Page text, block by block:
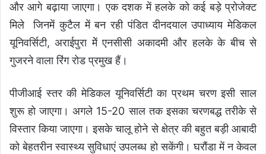
और आगे बढ़ाया जाएगा। एक दशक में हलके को कई बड़े प्रोजेक्ट
मिले जिनमें कुटैल में बन रही पंडित दीनदयाल उपाध्याय मेडिकल
यूनिवर्सिटी, अराईपुरा मेें एनसीसी अकादमी और हलके के बीच से
गुजरने वाला रिंग रोड प्रमुख हैं।
पीजीआई स्तर की मेडिकल यूनिवर्सिटी का प्रथम चरण इसी साल
शुरू हो जाएगा। अगले 15-20 साल तक इसका चरणबद्ध तरीके से
विस्तार किया जाएगा। इसके चालू होने से क्षेत्र की बहुत बड़ी आबादी
को बेहतरीन स्वास्थ्य सुविधाएं उपलब्ध हो सकेंगी। घरौंडा में न केवल